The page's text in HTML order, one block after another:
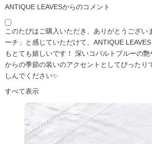
ANTIQUE LEAVESからのコメント
このたびはご購入いただき、ありがとうござ
ーチ」と感じていただけて、ANTIQUE LEAVES
もとても嬉しいです！ 深いコバルトブルーの
からの季節の装いのアクセントとしてぴったり
しんでください✨
すべて表示